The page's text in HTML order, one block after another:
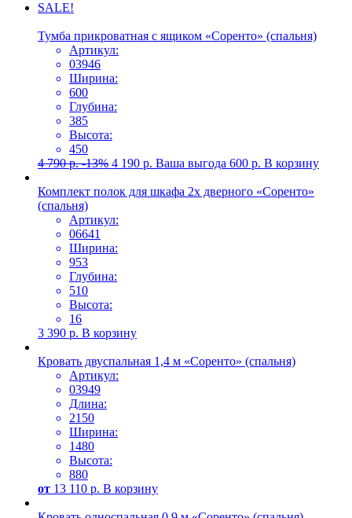
SALE!
Тумба прикроватная с ящиком «Соренто» (спальня)
Артикул:
03946
Ширина:
600
Глубина:
385
Высота:
450
4 790р. -13% 4 190 р. Ваша выгода 600 р. В корзину
Комплект полок для шкафа 2х дверного «Соренто»
(спальня)
Артикул:
06641
Ширина:
953
Глубина:
510
Высота:
16
3 390 р. В корзину
Кровать двуспальная 1,4 м «Соренто» (спальня)
Артикул:
03949
Длина:
2150
Ширина:
1480
Высота:
880
от 13 110 р. В корзину